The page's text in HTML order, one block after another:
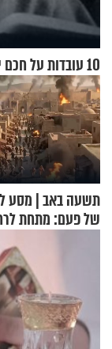
10 עובדות על חכם יהודה פתיה, לרגל יום ההילולא
תשעה באב | מסע
של פעם: מתחת